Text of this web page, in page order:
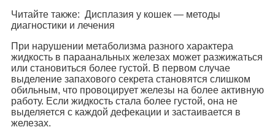
Читайте также: Дисплазия у кошек — методы
диагностики и лечения
При нарушении метаболизма разного характера
жидкость в параанальных железах может разжижаться
или становиться более густой. В первом случае
выделение запахового секрета становятся слишком
обильным, что провоцирует железы на более активную
работу. Если жидкость стала более густой, она не
выделяется с каждой дефекации и застаивается в
железах.